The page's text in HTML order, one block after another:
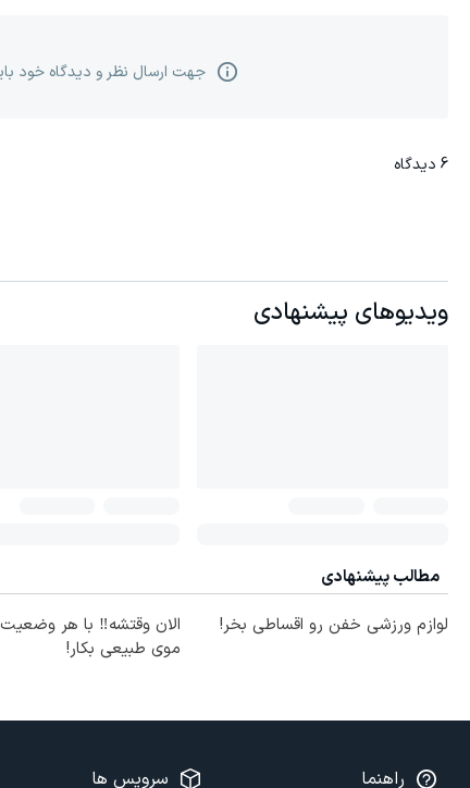
جهت ارسال نظر و دیدگاه خود
6 دیدگاه
ویدیوهای پیشنهادی
مطالب پیشنهادی
لوازم ورزشی خفن رو اقساطی بخر!
الان وقتشه‼️ با هر
موی طبیعی بکار!
راهنما سرویس ها